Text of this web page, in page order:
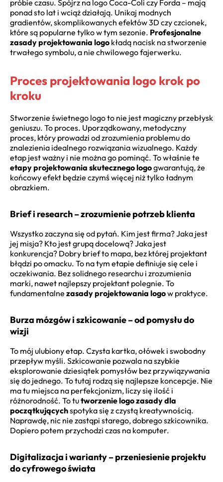
próbie czasu. Spójrz na logo Coca-Coli czy Forda – mają
ponad sto lat i wciąż działają. Unikaj modnych
gradientów, skomplikowanych efektów 3D czy czcionek,
które są popularne tylko w tym sezonie. Profesjonalne
zasady projektowania logo kładą nacisk na stworzenie
trwałego symbolu, a nie chwilowego fajerwerku.
Proces projektowania logo krok po
kroku
Stworzenie świetnego logo to nie jest magiczny przebłysk
geniuszu. To proces. Uporządkowany, metodyczny
proces, który prowadzi od zrozumienia problemu do
znalezienia idealnego rozwiązania wizualnego. Każdy
etap jest ważny i nie można go pominąć. To właśnie te
etapy projektowania skutecznego logogwarantują, że
końcowy efekt będzie czymś więcej niż tylko ładnym
obrazkiem.
Brief i research – zrozumienie potrzeb klienta
Wszystko zaczyna się od pytań. Kim jest firma? Jaka jest
jej misja? Kto jest grupą docelową? Jaka jest
konkurencja? Dobry brief to mapa, bez której projektant
błądzi po omacku. To na tym etapie definiuje się cele i
oczekiwania. Bez solidnego researchu i zrozumienia
marki, nawet najlepszy projektant polegnie. To
fundamentalne zasady projektowania logow praktyce.
Burza mózgów i szkicowanie – od pomysłu do
wizji
To mój ulubiony etap. Czysta kartka, ołówek i swobodny
przepływ myśli. Szkicowanie pozwala na szybkie
eksplorowanie dziesiątek pomysłów bez przywiązywania
się do jednego. To tutaj rodzą się najlepsze koncepcje. Nie
ma tu miejsca na perfekcjonizm, liczy się ilość i
różnorodność. To tutworzenie logo zasady dla
początkującychspotyka się z czystą kreatywnością.
Naprawdę, nic nie zastąpi starego, dobrego szkicownika.
Dopiero potem przychodzi czas na komputer.
Digitalizacja i warianty – przeniesienie projektu
do cyfrowego świata